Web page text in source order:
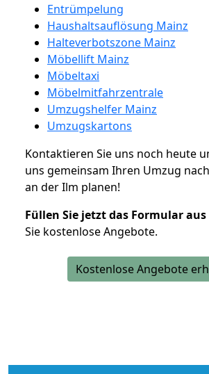
Entrümpelung
Haushaltsauflösung Mainz
Halteverbotszone Mainz
Möbellift Mainz
Möbeltaxi
Möbelmitfahrzentrale
Umzugshelfer Mainz
Umzugskartons
Kontaktieren Sie uns noch heute
uns gemeinsam Ihren Umzug
an der Ilm planen!
Füllen Sie jetzt das Formular aus
Sie kostenlose Angebote.
Kostenlose Angebote